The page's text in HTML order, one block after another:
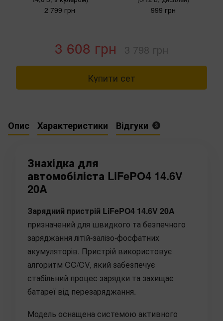
2 799 грн 999 грн
3 608 грн 3 798 грн
Купити сет
Опис Характеристики Відгуки 3
Знахідка для
автомобіліста LiFePO4 14.6V
20A
Зарядний пристрій LiFePO4 14.6V 20A
призначений для швидкого та безпечного
заряджання літій-залізо-фосфатних
акумуляторів. Пристрій використовує
алгоритм CC/CV, який забезпечує
стабільний процес зарядки та захищає
батареї від перезаряджання.
Модель оснащена системою активного